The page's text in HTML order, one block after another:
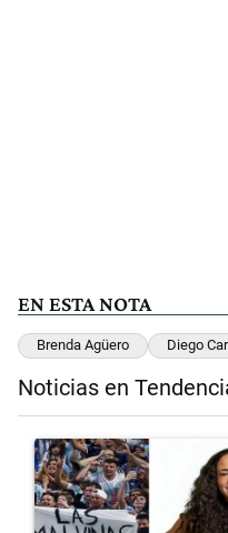
EN ESTA NOTA
Brenda Agüero Diego
Noticias en
Un artículo de tendencia